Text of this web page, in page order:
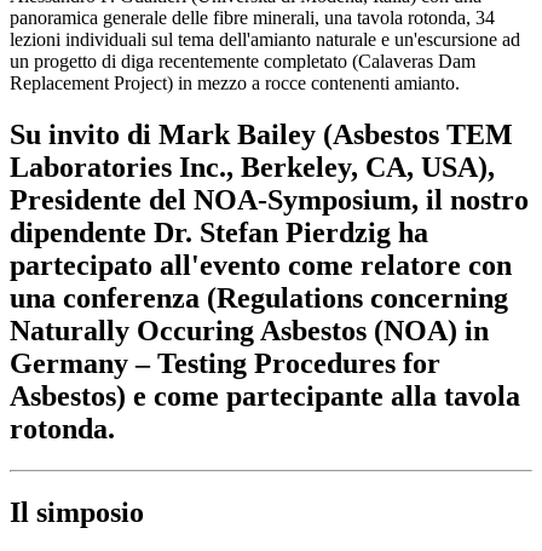
panoramica generale delle fibre minerali, una tavola rotonda, 34
lezioni individuali sul tema dell'amianto naturale e un'escursione ad
un progetto di diga recentemente completato (Calaveras Dam
Replacement Project) in mezzo a rocce contenenti amianto.
Su invito di Mark Bailey (Asbestos TEM
Laboratories Inc., Berkeley, CA, USA),
Presidente del NOA-Symposium, il nostro
dipendente Dr. Stefan Pierdzig ha
partecipato all'evento come relatore con
una conferenza (Regulations concerning
Naturally Occuring Asbestos (NOA) in
Germany – Testing Procedures for
Asbestos) e come partecipante alla tavola
rotonda.
Il simposio